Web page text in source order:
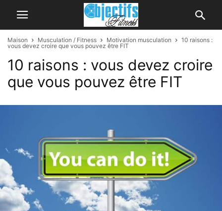
Maison Musculation / Fitness Motivation musculation
10 raisons :
vous devez croire que vous pouvez être FIT
10 raisons : vous devez croire
que vous pouvez être FIT